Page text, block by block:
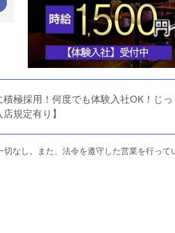
極採用！何度でも体験入社OK！じ
規定有り】
なし。また、法令を遵守した営業を行って